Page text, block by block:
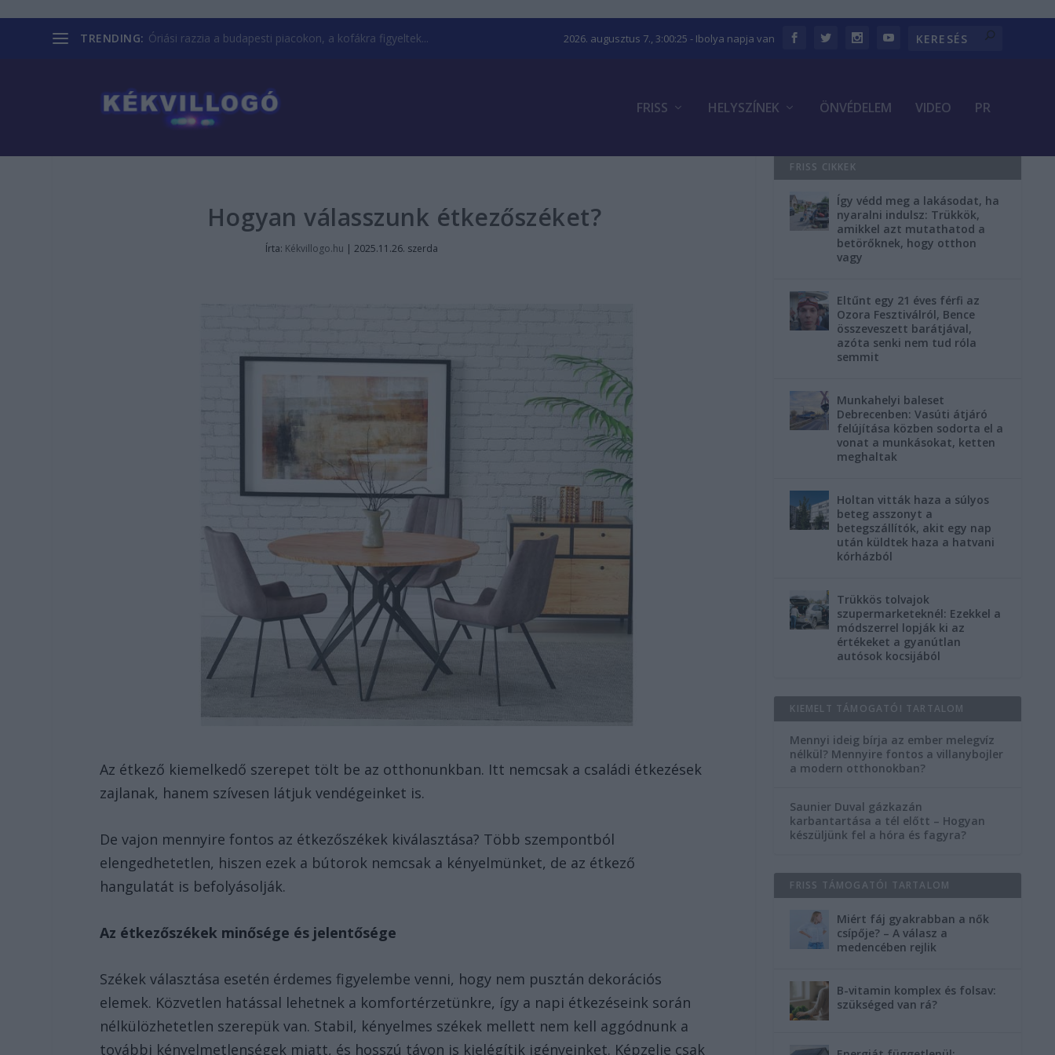
TRENDING: Óriási razzia a budapesti piacokon, a kofákra figyeltek... 2026. augusztus 7., 3:00:25 - Ibolya napja van
FRISS HELYSZÍNEK ÖNVÉDELEM VIDEO PR
Hogyan válasszunk étkezőszéket?
Írta: Kékvillogo.hu |2025.11.26. szerda
Az étkező kiemelkedő szerepet tölt be az otthonunkban. Itt nemcsak a családi étkezések
zajlanak, hanem szívesen látjuk vendégeinket is.
De vajon mennyire fontos az étkezőszékek kiválasztása? Több szempontból
elengedhetetlen, hiszen ezek a bútorok nemcsak a kényelmünket, de az étkező
hangulatát is befolyásolják.
Az étkezőszékek minősége és jelentősége
Székek választása esetén érdemes figyelembe venni, hogy nem pusztán dekorációs
elemek. Közvetlen hatással lehetnek a komfortérzetünkre, így a napi étkezéseink során
nélkülözhetetlen szerepük van. Stabil, kényelmes székek mellett nem kell aggódnunk a
további kényelmetlenségek miatt, és hosszú távon is kielégítik igényeinket. Képzelje csak
FRISS CIKKEK
Így védd meg a lakásodat, ha
nyaralni indulsz: Trükkök,
amikkel azt mutathatod a
betörőknek, hogy otthon
vagy
Eltűnt egy 21 éves férfi az
Ozora Fesztiválról, Bence
összeveszett barátjával,
azóta senki nem tud róla
semmit
Munkahelyi baleset
Debrecenben: Vasúti átjáró
felújítása közben sodorta el a
vonat a munkásokat, ketten
meghaltak
Holtan vitták haza a súlyos
beteg asszonyt a
betegszállítók, akit egy nap
után küldtek haza a hatvani
kórházból
Trükkös tolvajok
szupermarketeknél: Ezekkel a
módszerrel lopják ki az
értékeket a gyanútlan
autósok kocsijából
KIEMELT TÁMOGATÓI TARTALOM
Mennyi ideig bírja az ember melegvíz
nélkül? Mennyire fontos a villanybojler
a modern otthonokban?
Saunier Duval gázkazán
karbantartása a tél előtt – Hogyan
készüljünk fel a hóra és fagyra?
FRISS TÁMOGATÓI TARTALOM
Miért fáj gyakrabban a nők
csípője? – A válasz a
medencében rejlik
B-vitamin komplex és folsav:
szükséged van rá?